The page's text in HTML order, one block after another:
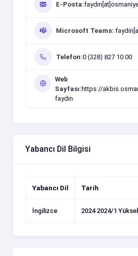
E-Posta:
Microsoft Teams:
Telefon:0 (328) 827 10 00
Web
Sayfası: https://
faydin
Yabancı Dil Bilgisi
Yabancı Dil Tarih
İngilizce 2024 2024/1